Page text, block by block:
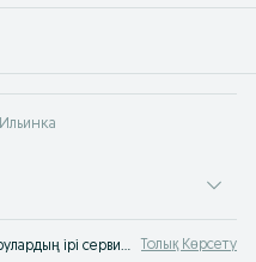
Ильинка
OLX.kz Ильинка - Ильинка хабарландырулардың ірі сервисі: жылжымайтын мүлік, жұмыс, көлік, тауарларды, қызметерді сату/сатып алу. Толық Көрсету